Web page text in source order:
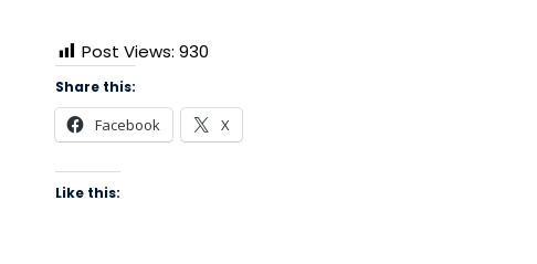
Post Views: 930
Share this:
Facebook X
Like this: